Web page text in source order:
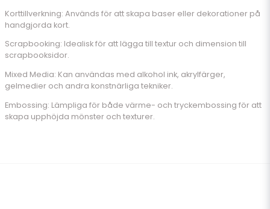
Korttillverkning: Används för att skapa baser eller dekorationer på
handgjorda kort.
Scrapbooking: Idealisk för att lägga till textur och dimension till
scrapbooksidor.
Mixed Media: Kan användas med alkohol ink, akrylfärger,
gelmedier och andra konstnärliga tekniker.
Embossing: Lämpliga för både värme- och tryckembossing för att
skapa upphöjda mönster och texturer.